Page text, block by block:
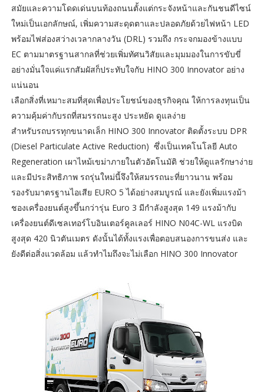
สมัยและความโดดเด่นบนท้องถนนตั้งแต่กระจังหน้าและกันชนดีไซน์
ใหม่เป็นเอกลักษณ์, เพิ่มความสะดุดตาและปลอดภัยด้วยไฟหน้า LED
พร้อมไฟส่องสว่างเวลากลางวัน (DRL) รวมถึง กระจกมองข้างแบบ
EC ตามมาตรฐานสากลที่ช่วยเพิ่มทัศนวิสัยและมุมมองในการขับขี่
อย่างมั่นใจแค่แรกสัมผัสก็ประทับใจกับ HINO 300 Innovator อย่าง
แน่นอน
เลือกสิ่งที่เหมาะสมที่สุดเพื่อประโยชน์ของธุรกิจคุณ ให้การลงทุนเป็น
ความคุ้มค่ากับรถที่สมรรถนะสูง ประหยัด ดูแลง่าย
สำหรับรถบรรทุกขนาดเล็ก HINO 300 Innovator ติดตั้งระบบ DPR
(Diesel Particulate Active Reduction) ซึ่งเป็นเทคโนโลยี Auto
Regeneration เผาไหม้เขม่าภายในตัวอัตโนมัติ ช่วยให้ดูแลรักษาง่าย
และมีประสิทธิภาพ รถรุ่นใหม่นี้จึงให้สมรรถนะที่ยาวนาน พร้อม
รองรับมาตรฐานไอเสีย EURO 5 ได้อย่างสมบูรณ์ และยังเพิ่มแรงม้า
ชองเครื่องยนต์สูงขึ้นกว่ารุ่น Euro 3 มีกำลังสูงสุด 149 แรงม้ากับ
เครื่องยนต์ดีเซลเทอร์โบอินเตอร์คูลเลอร์ HINO N04C-WL แรงบิด
สูงสุด 420 นิวตันเมตร ดังนั้นได้ทั้งแรงเพื่อตอบสนองการขนส่ง และ
ยังดีต่อสิ่งแวดล้อม แล้วทำไมถึงจะไม่เลือก HINO 300 Innovator